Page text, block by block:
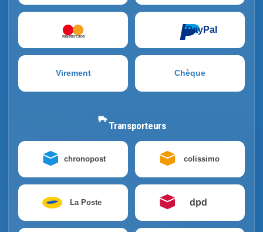
mastercard
PayPal
Virement Chèque
Transporteurs
chronopost colissimo
La Poste dpd